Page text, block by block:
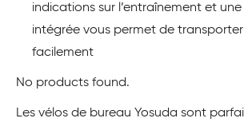
indications sur l’entraînement et
intégrée vous permet de transporter
facilement
No products found.
Les vélos de bureau Yosuda sont